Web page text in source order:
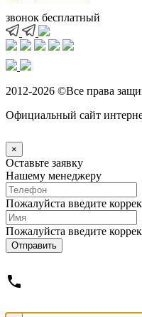
звонок бесплатный
2012-2026 ©Все права
Официальный сайт
×
Оставьте заявку
Нашему менеджеру
Пожалуйста введите
Пожалуйста введите
Отправить
phone